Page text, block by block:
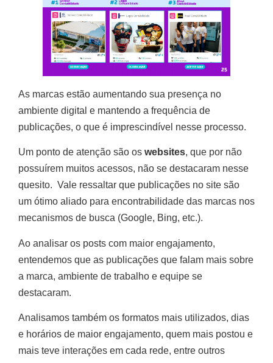
As marcas estão aumentando sua presença no
ambiente digital e mantendo a frequência de
publicações, o que é imprescindível nesse processo.
Um ponto de atenção são os websites, que por não
possuírem muitos acessos, não se destacaram nesse
quesito. Vale ressaltar que publicações no site são
um ótimo aliado para encontrabilidade das marcas nos
mecanismos de busca (Google, Bing, etc.).
Ao analisar os posts com maior engajamento,
entendemos que as publicações que falam mais sobre
a marca, ambiente de trabalho e equipe se
destacaram.
Analisamos também os formatos mais utilizados, dias
e horários de maior engajamento, quem mais postou e
mais teve interações em cada rede, entre outros